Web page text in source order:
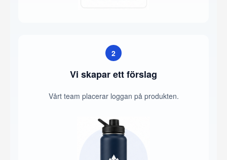
2
Vi skapar ett förslag
Vårt team placerar loggan på produkten.